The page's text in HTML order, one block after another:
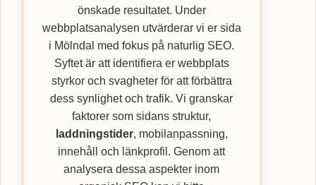
önskade resultatet. Under
webbplatsanalysen utvärderar vi er sida
i Mölndal med fokus på naturlig SEO.
Syftet är att identifiera er webbplats
styrkor och svagheter för att förbättra
dess synlighet och trafik. Vi granskar
faktorer som sidans struktur,
laddningstider, mobilanpassning,
innehåll och länkprofil. Genom att
analysera dessa aspekter inom